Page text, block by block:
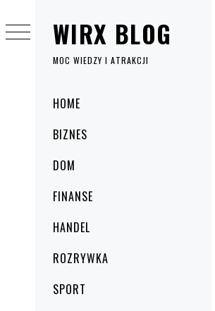
WIRX BLOG
MOC WIEDZY I ATRAKCJI
Menu
główne
HOME
BIZNES
DOM
FINANSE
HANDEL
ROZRYWKA
SPORT
do
treści